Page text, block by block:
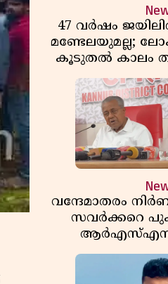
47 വർഷം
മണ്ടേലയുമല്ല;
കൂടുതൽ കാലം
രാഷ്ട്രീയ
ഇന്ത്യൻ
വന്ദേമാതരം
സവർക്കറെ
സർക്കാരിനെതിരെ